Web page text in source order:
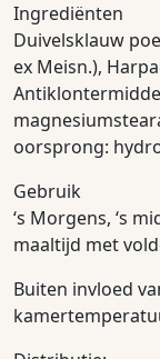
Ingrediënten
Duivelsklauw
ex Meisn.),
oorsprong:
Gebruik
‘s Morgens, ‘s
maaltijd met
Buiten invloed